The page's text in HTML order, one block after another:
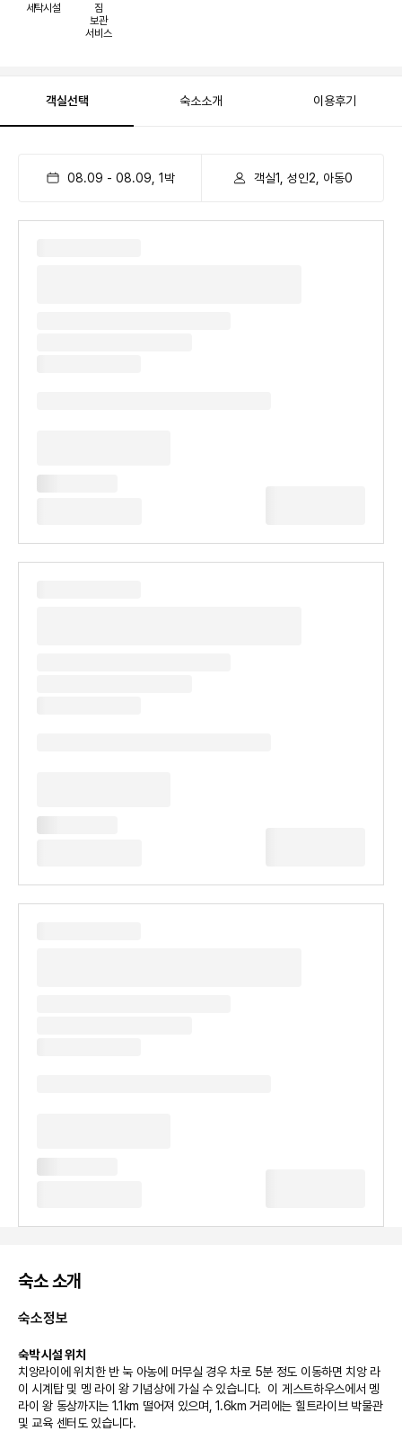
세탁시설
짐
보관
서비스
객실선택 숙소소개 이용후기
08.09 - 08.09 1 박 객실1, 성인2, 아동0
숙소 소개
숙소정보
숙박 시설 위치
치앙라이에 위치한 반 눅 아농에 머무실 경우 차로 5분 정도 이동하면 치앙 라
이 시계탑 및 멩 라이 왕 기념상에 가실 수 있습니다.  이 게스트하우스에서 멩
라이 왕 동상까지는 1.1km 떨어져 있으며, 1.6km 거리에는 힐트라이브 박물관
및 교육 센터도 있습니다.